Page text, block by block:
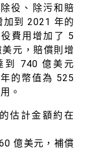
役、除污和賠
到 2021 年的
費用增加了 5
元，賠償則增
到 740 億美元
的幣值為 525
。
估計金額約在
億美元，補償